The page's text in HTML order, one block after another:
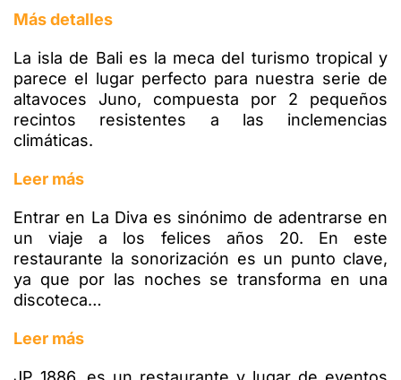
Más detalles
La isla de Bali es la meca del turismo tropical y
parece el lugar perfecto para nuestra serie de
altavoces Juno, compuesta por 2 pequeños
recintos resistentes a las inclemencias
climáticas.
Leer más
Entrar en La Diva es sinónimo de adentrarse en
un viaje a los felices años 20. En este
restaurante la sonorización es un punto clave,
ya que por las noches se transforma en una
discoteca…
Leer más